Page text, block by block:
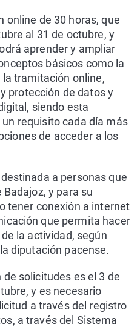
online de 30 horas, que
al 31 de octubre, y
aprender y ampliar
básicos como la
tramitación online,
protección de datos y
siendo esta
requisito cada día más
de acceder a los
a personas que
y para su
tener conexión a internet
que permita hacer
la actividad, según
diputación pacense.
solicitudes es el 3 de
y es necesario
a través del registro
a través del Sistema